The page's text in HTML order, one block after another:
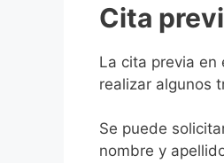
Cita
​​​​​​​​​​​​​​​​​​​​​​​​​​​​La cita previa en
realizar algunos
Se puede
nombre y